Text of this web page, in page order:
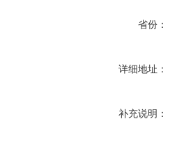
省份：
详细地址：
补充说明：